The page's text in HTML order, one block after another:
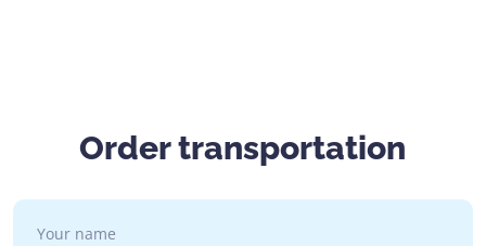
Order transportation